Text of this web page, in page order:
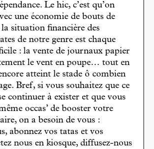
Le hic, c’est qu’on
une économie de bouts de
situation financière des
de notre genre est chaque
: la vente de journaux papier
le vent en poupe… tout en
atteint le stade ô combien
Bref, si vous souhaitez que ce
continuer à exister et que vous
occas’ de booster votre
on a besoin de vous :
abonnez vos tatas et vos
nous en kiosque, diffusez-nous